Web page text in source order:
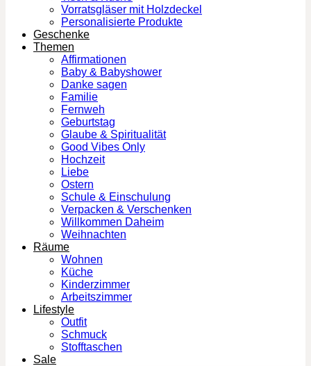
Vorratsgläser mit Holzdeckel
Personalisierte Produkte
Geschenke
Themen
Affirmationen
Baby & Babyshower
Danke sagen
Familie
Fernweh
Geburtstag
Glaube & Spiritualität
Good Vibes Only
Hochzeit
Liebe
Ostern
Schule & Einschulung
Verpacken & Verschenken
Willkommen Daheim
Weihnachten
Räume
Wohnen
Küche
Kinderzimmer
Arbeitszimmer
Lifestyle
Outfit
Schmuck
Stofftaschen
Sale